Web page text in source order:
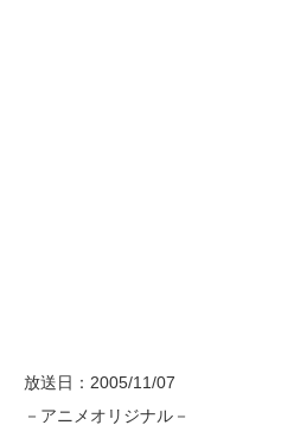
放送日：2005/11/07
－アニメオリジナル－